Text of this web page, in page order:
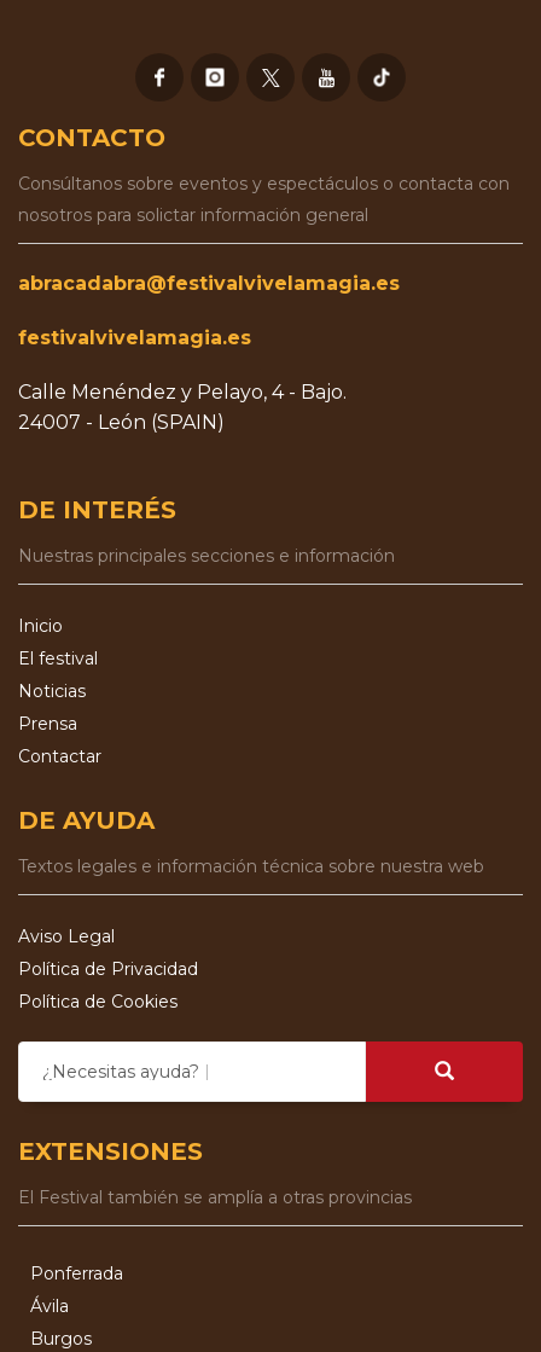
CONTACTO
Consúltanos sobre eventos y espectáculos o contacta con
nosotros para solictar información general
abracadabra@festivalvivelamagia.es
festivalvivelamagia.es
Calle Menéndez y Pelayo, 4 - Bajo.
24007 - León (SPAIN)
DE INTERÉS
Nuestras principales secciones e información
Inicio
El festival
Noticias
Prensa
Contactar
DE AYUDA
Textos legales e información técnica sobre nuestra web
Aviso Legal
Política de Privacidad
Política de Cookies
¿Necesitas ayuda?
EXTENSIONES
El Festival también se amplía a otras provincias
Ponferrada
Ávila
Burgos